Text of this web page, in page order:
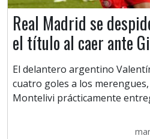
Real Madrid se
el título al caer ante
El delantero argentino
cuatro goles a los
Montelivi prácticamente